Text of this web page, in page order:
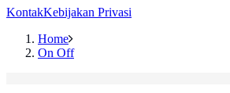
KontakKebijakan Privasi
Home
On Off